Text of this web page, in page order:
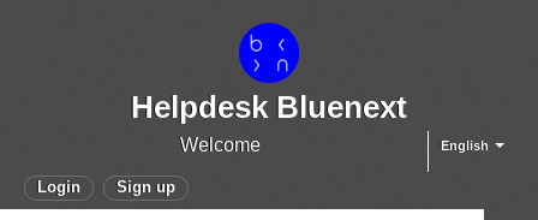
Helpdesk Bluenext
English
Welcome
Login Sign up